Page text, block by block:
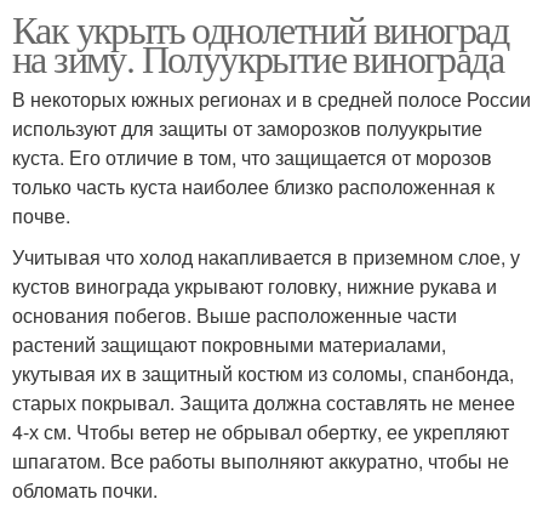
Как укрыть однолетний виноград
на зиму. Полуукрытие винограда
В некоторых южных регионах и в средней полосе России
используют для защиты от заморозков полуукрытие
куста. Его отличие в том, что защищается от морозов
только часть куста наиболее близко расположенная к
почве.
Учитывая что холод накапливается в приземном слое, у
кустов винограда укрывают головку, нижние рукава и
основания побегов. Выше расположенные части
растений защищают покровными материалами,
укутывая их в защитный костюм из соломы, спанбонда,
старых покрывал. Защита должна составлять не менее
4-х см. Чтобы ветер не обрывал обертку, ее укрепляют
шпагатом. Все работы выполняют аккуратно, чтобы не
обломать почки.